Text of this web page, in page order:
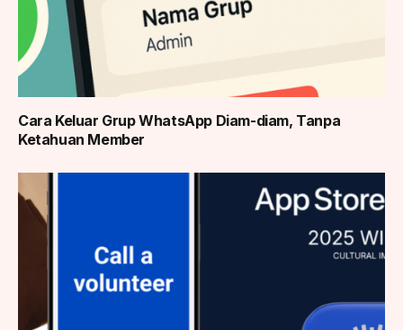
Cara Keluar Grup WhatsApp Diam-diam, Tanpa
Ketahuan Member